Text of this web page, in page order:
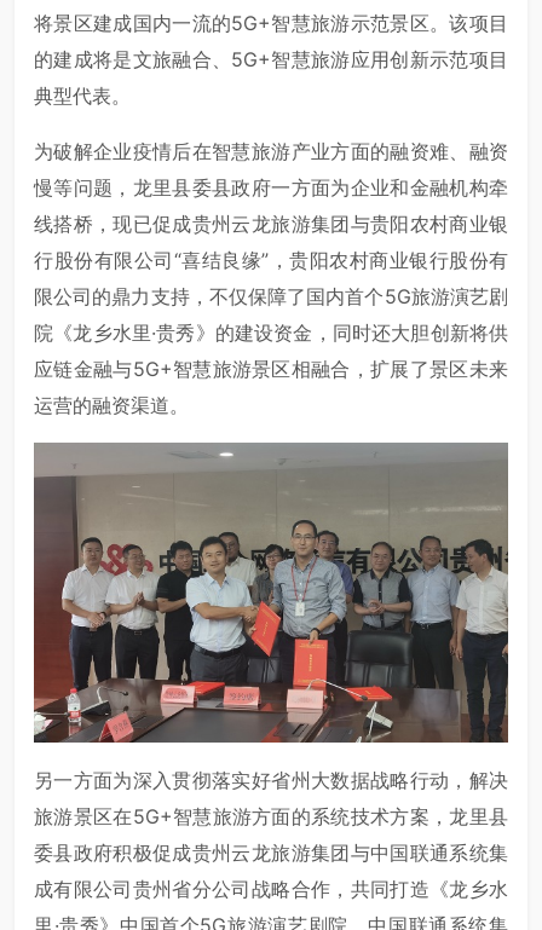
将景区建成国内一流的5G+智慧旅游示范景区。该项目
的建成将是文旅融合、5G+智慧旅游应用创新示范项目
典型代表。
为破解企业疫情后在智慧旅游产业方面的融资难、融资
慢等问题，龙里县委县政府一方面为企业和金融机构牵
线搭桥，现已促成贵州云龙旅游集团与贵阳农村商业银
行股份有限公司“喜结良缘”，贵阳农村商业银行股份有
限公司的鼎力支持，不仅保障了国内首个5G旅游演艺剧
院《龙乡水里·贵秀》的建设资金，同时还大胆创新将供
应链金融与5G+智慧旅游景区相融合，扩展了景区未来
运营的融资渠道。
另一方面为深入贯彻落实好省州大数据战略行动，解决
旅游景区在5G+智慧旅游方面的系统技术方案，龙里县
委县政府积极促成贵州云龙旅游集团与中国联通系统集
成有限公司贵州省分公司战略合作，共同打造《龙乡水
里·贵秀》中国首个5G旅游演艺剧院。中国联通系统集